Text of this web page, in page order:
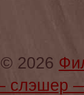
2026
слэшер